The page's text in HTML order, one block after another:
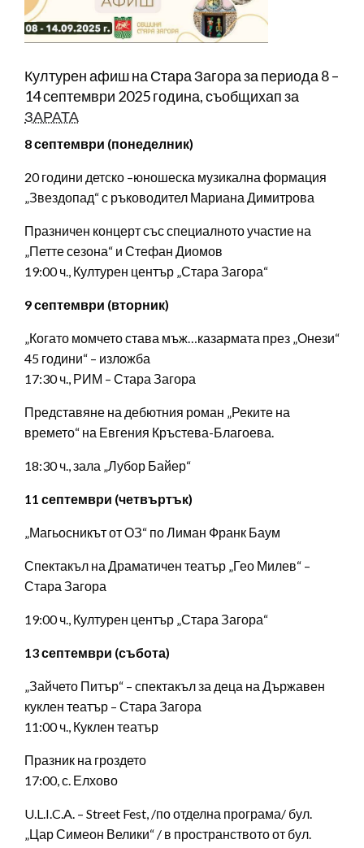
Културен афиш на Стара Загора за периода 8 –
14 септември 2025 година, съобщихап за
ЗАРАТА
8 септември (понеделник)
20 години детско –юношеска музикална формация
„Звездопад“ с ръководител Мариана Димитрова
Празничен концерт със специалното участие на
„Петте сезона“ и Стефан Диомов
19:00 ч., Културен център „Стара Загора“
9 септември (вторник)
„Когато момчето става мъж…казармата през „Онези“
45 години“ – изложба
17:30 ч., РИМ – Стара Загора
Представяне на дебютния роман „Реките на
времето“ на Евгения Кръстева-Благоева.
18:30 ч., зала „Лубор Байер“
11 септември (четвъртък)
„Магьосникът от ОЗ“ по Лиман Франк Баум
Спектакъл на Драматичен театър „Гео Милев“ –
Стара Загора
19:00 ч., Културен център „Стара Загора“
13 септември (събота)
„Зайчето Питър“ – спектакъл за деца на Държавен
куклен театър – Стара Загора
11:00 ч., Куклен театър
Празник на гроздето
17:00, с. Елхово
U.L.I.C.A. – Street Fest, /по отделна програма/ бул.
„Цар Симеон Велики“ / в пространството от бул.